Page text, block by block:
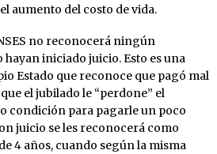
aumento del costo de vida.
no reconocerá ningún
iniciado juicio. Esto es una
Estado que reconoce que pagó mal
el jubilado le “perdone” el
condición para pagarle un poco
juicio se les reconocerá como
4 años, cuando según la misma